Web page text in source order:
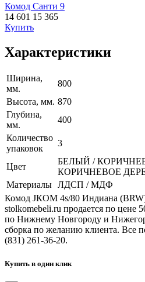
Комод Санти 9
14 601 15 365
Купить
Характеристики
Ширина,
мм.
800
Высота, мм. 870
Глубина,
мм.
400
Количество
упаковок
3
Цвет
БЕЛЫЙ /
КОРИЧНЕВОЕ
Материалы ЛДСП / МДФ
Комод JКОМ 4s/80 Индиана (BRW)
stolkomebeli.ru продается по цене
по Нижнему Новгороду и
сборка по желанию клиента. Все
(831) 261-36-20.
Купить в один клик